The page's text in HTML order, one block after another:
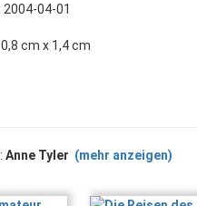
2004-04-01
cm x 1,4 cm
Anne Tyler (mehr anzeigen)